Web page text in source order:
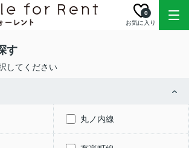
お気に入り
0
す
してください
丸ノ内線